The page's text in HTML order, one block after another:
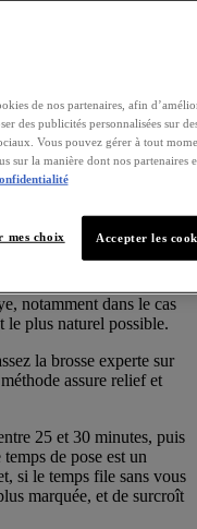
l’appliquer
de crêper
en effet d’obtenir
Cela permet de
ainsi un résultat plus
la coloration.
il est recommandé
racines. Cette
notamment dans le cas
le plus naturel possible.
la brosse experte sur
assure relief et
25 et 30 minutes, puis
de pose est un
si le temps file sans vous
marquée, et de surcroît
de nos partenaires, afin
des publicités personnalisées sur
Vous pouvez gérer à tout
sur la manière dont nos partenaires
Accepter les
mes choix